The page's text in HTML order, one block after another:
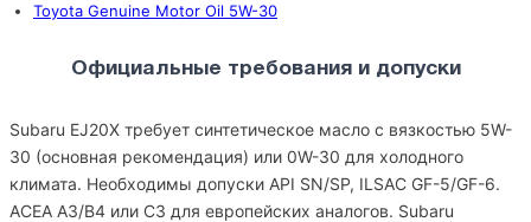
Toyota Genuine Motor Oil 5W-30
Официальные требования и допуски
Subaru EJ20X требует синтетическое масло с вязкостью 5W-
30 (основная рекомендация) или 0W-30 для холодного
климата. Необходимы допуски API SN/SP, ILSAC GF-5/GF-6.
ACEA A3/B4 или C3 для европейских аналогов. Subaru